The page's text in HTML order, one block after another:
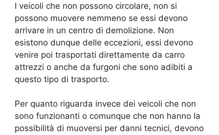
I veicoli che non possono circolare, non si
possono muovere nemmeno se essi devono
arrivare in un centro di demolizione. Non
esistono dunque delle eccezioni, essi devono
venire poi trasportati direttamente da carro
attrezzi o anche da furgoni che sono adibiti a
questo tipo di trasporto.
Per quanto riguarda invece dei veicoli che non
sono funzionanti o comunque che non hanno la
possibilità di muoversi per danni tecnici, devono